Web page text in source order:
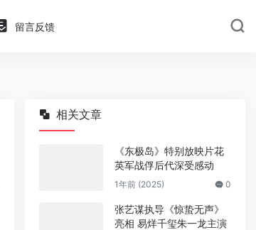
留言反馈
相关文章
《东极岛》特别放映片花
英军战俘后代深受感动
1年前 (2025) 0
张艺谋执导《惊蛰无声》
亮相 易烊千玺朱一龙主演